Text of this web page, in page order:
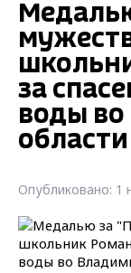
за
воды
области
Опубликовано: 1